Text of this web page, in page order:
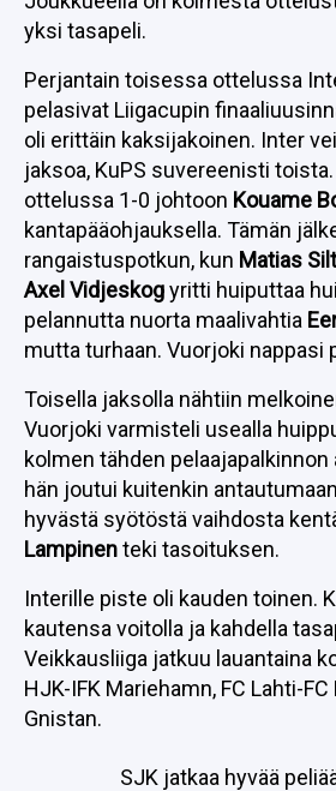
yksi tasapeli.
Perjantain toisessa ottelussa
pelasivat Liigacupin
oli erittäin kaksijakoinen. Inter
jaksoa, KuPS suvereenisti
ottelussa 1-0 johtoon Kouame
kantapääohjauksella. Tämän
rangaistuspotkun, kun Matias
Axel Vidjeskogyritti huiputtaa
pelannutta nuorta maalivahtia
mutta turhaan. Vuorjoki nappasi
Toisella jaksolla nähtiin
Vuorjoki varmisteli usealla
kolmen tähden pelaajapalkinnon
hän joutui kuitenkin
hyvästä syötöstä vaihdosta
Lampinenteki tasoituksen.
Interille piste oli kauden toinen.
kautensa voitolla ja kahdella
Veikkausliiga jatkuu lauantaina
HJK-IFK Mariehamn, FC Lahti-
Gnistan.
SJK jatkaa hyvää